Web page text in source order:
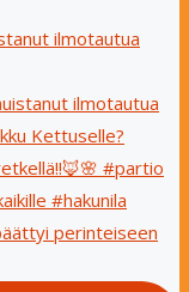
ilmotautua
perinteiseen